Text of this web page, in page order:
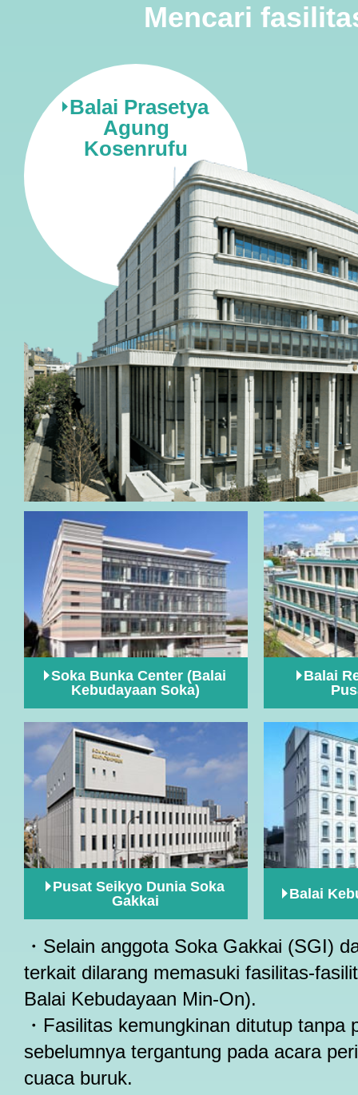
Mencari
Balai Prasetya
Agung
Kosenrufu
Soka Bunka Center (Balai
Kebudayaan Soka)
Balai
Pusat Seikyo Dunia Soka
Gakkai
Balai
・Selain anggota Soka Gakkai (SGI)
terkait dilarang memasuki fasilitas-
Balai Kebudayaan Min-On).
・Fasilitas kemungkinan ditutup tanpa
sebelumnya tergantung pada acara
cuaca buruk.